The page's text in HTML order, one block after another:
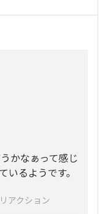
かなぁって感じ
いるようです。
アクション